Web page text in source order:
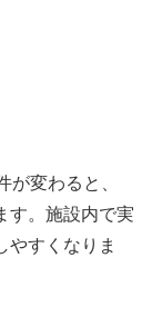
変わると、
す。施設内で実
すくなりま